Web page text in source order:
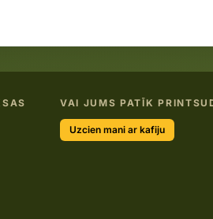
VAI JUMS PATĪK
Uzcien mani ar kafiju